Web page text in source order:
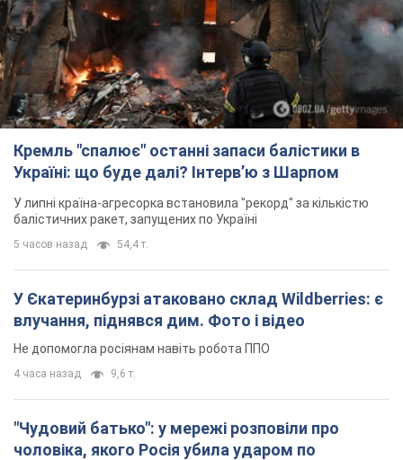
Кремль "спалює" останні запаси балістики в
Україні: що буде далі? Інтерв’ю з Шарпом
У липні країна-агресорка встановила "рекорд" за кількістю
балістичних ракет, запущених по Україні
5 часов назад 54,4 т.
У Єкатеринбурзі атаковано склад Wildberries: є
влучання, піднявся дим. Фото і відео
Не допомогла росіянам навіть робота ППО
4 часа назад 9,6 т.
"Чудовий батько": у мережі розповіли про
чоловіка, якого Росія убила ударом по